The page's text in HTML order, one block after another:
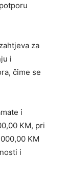
za
i
čime se
i
KM, pri
KM
i